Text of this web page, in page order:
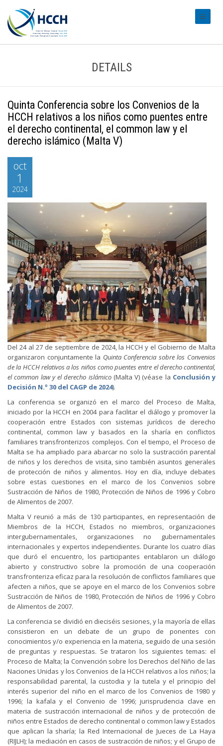
DETAILS
Quinta Conferencia sobre los Convenios de la
HCCH relativos a los niños como puentes entre
el derecho continental, el common law y el
derecho islámico (Malta V)
oct
1
2024
Del 24 al 27 de septiembre de 2024, la HCCH y el Gobierno de Malta
organizaron conjuntamente la Quinta Conferencia sobre los Convenios
de la HCCH relativos a los niños como puentes entre el derecho continental,
el common law y el derecho islámico(Malta V) (véase la Conclusión y
Decisión N.º 30 del CAGP de 2024).
La conferencia se organizó en el marco del Proceso de Malta,
iniciado por la HCCH en 2004 para facilitar el diálogo y promover la
cooperación entre Estados con sistemas jurídicos de derecho
continental, common law y basados en la sharía en conflictos
familiares transfronterizos complejos. Con el tiempo, el Proceso de
Malta se ha ampliado para abarcar no solo la sustracción parental
de niños y los derechos de visita, sino también asuntos generales
de protección de niños y alimentos. Hoy en día, incluye debates
sobre estas cuestiones en el marco de los Convenios sobre
Sustracción de Niños de 1980, Protección de Niños de 1996 y Cobro
de Alimentos de 2007.
Malta V reunió a más de 130 participantes, en representación de
Miembros de la HCCH, Estados no miembros, organizaciones
intergubernamentales, organizaciones no gubernamentales
internacionales y expertos independientes. Durante los cuatro días
que duró el encuentro, los participantes entablaron un diálogo
abierto y constructivo sobre la promoción de una cooperación
transfronteriza eficaz para la resolución de conflictos familiares que
afecten a niños, que se apoye en el marco de los Convenios sobre
Sustracción de Niños de 1980, Protección de Niños de 1996 y Cobro
de Alimentos de 2007.
La conferencia se dividió en dieciséis sesiones, y la mayoría de ellas
consistieron en un debate de un grupo de ponentes con
conocimientos y/o experiencia en la materia, seguido de una sesión
de preguntas y respuestas. Se trataron los siguientes temas: el
Proceso de Malta; la Convención sobre los Derechos del Niño de las
Naciones Unidas y los Convenios de la HCCH relativos a los niños; la
responsabilidad parental, la custodia y la tutela y el principio del
interés superior del niño en el marco de los Convenios de 1980 y
1996; la kafala y el Convenio de 1996; jurisprudencia clave en
materia de sustracción internacional de niños y de protección de
niños entre Estados de derecho continental o common law y Estados
que aplican la sharía; la Red Internacional de Jueces de La Haya
(RIJLH); la mediación en casos de sustracción de niños; y el Grupo de